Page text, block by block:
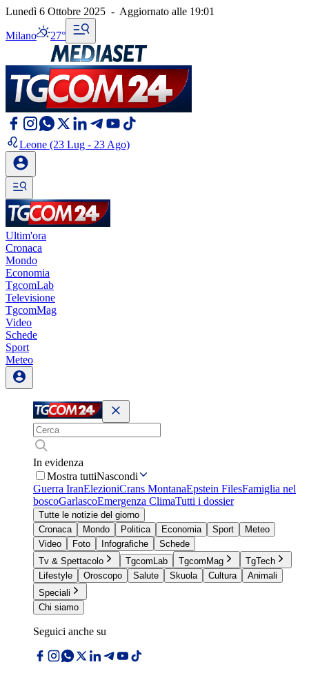
Lunedì 6 Ottobre 2025 - Aggiornato alle 19:01
Milano 27°
Leone (23 Lug - 23 Ago)
Ultim'ora
Cronaca
Mondo
Economia
TgcomLab
Televisione
TgcomMag
Video
Schede
Sport
Meteo
In evidenza
Mostra tuttiNascondi
Guerra IranElezioniCrans MontanaEpstein FilesFamiglia nel
boscoGarlascoEmergenza ClimaTutti i dossier
Tutte le notizie del giorno
Cronaca
Mondo Politica Economia Sport
Meteo
Video
Foto Infografiche
Schede
Tv & Spettacolo
TgcomLab TgcomMag
TgTech
Lifestyle
Oroscopo Salute Skuola Cultura
Animali
Speciali
Chi siamo
Seguici anche su